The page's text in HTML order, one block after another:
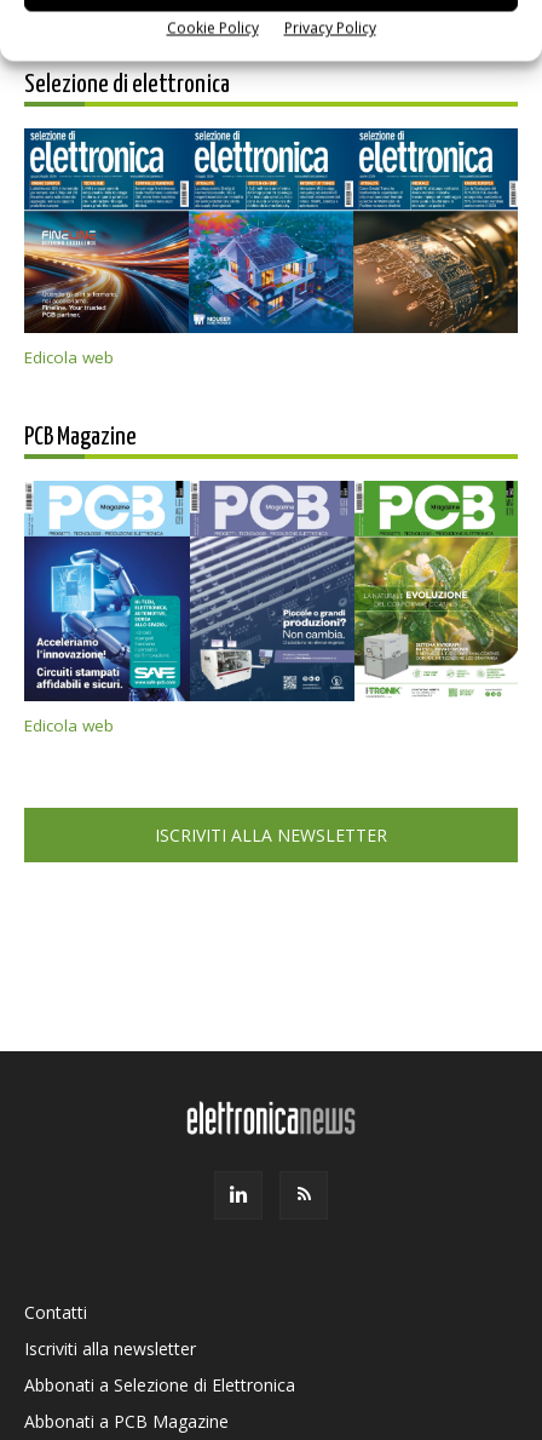
Cookie Policy Privacy Policy
Selezione di elettronica
Edicola web
PCB Magazine
Edicola web
ISCRIVITI ALLA NEWSLETTER
Contatti
Iscriviti alla newsletter
Abbonati a Selezione di Elettronica
Abbonati a PCB Magazine